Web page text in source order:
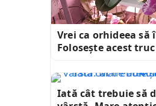
Vrei ca orhideea să
Folosește acest
Iată cât trebuie să